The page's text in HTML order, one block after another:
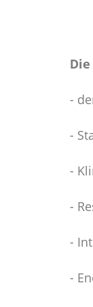
-
-
-
-
-
-